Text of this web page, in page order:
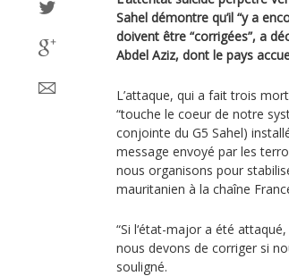
Sahel démontre qu’il “y a
doivent être “corrigées”, a
Abdel Aziz, dont le pays
L’attaque, qui a fait trois
“touche le coeur de notre
conjointe du G5 Sahel)
message envoyé par les
nous organisons pour
mauritanien à la chaîne
“Si l‘état-major a été
nous devons de corriger si
souligné.